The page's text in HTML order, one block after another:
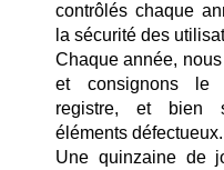
contrôlés chaque
la sécurité des
Chaque année,
et consignons le
registre, et bien
éléments défectueux.
Une quinzaine de